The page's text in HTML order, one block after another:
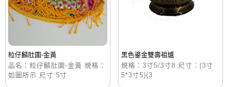
粒仔麟肚圍-金黃
品名：粒仔麟肚圍-金黃 規格：
如圖所示 尺寸:5寸
黑色鎏金雙壽祖爐
規格：3寸5/3寸8 尺寸：(3寸
5*3寸5)(3